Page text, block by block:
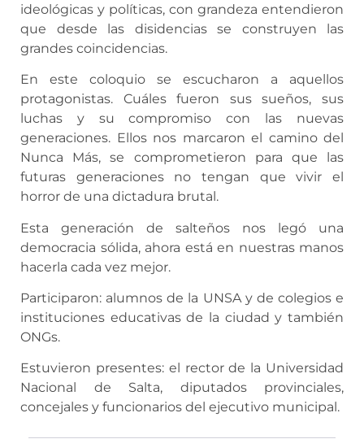
ideológicas y políticas, con grandeza entendieron
que desde las disidencias se construyen las
grandes coincidencias.
En este coloquio se escucharon a aquellos
protagonistas. Cuáles fueron sus sueños, sus
luchas y su compromiso con las nuevas
generaciones. Ellos nos marcaron el camino del
Nunca Más, se comprometieron para que las
futuras generaciones no tengan que vivir el
horror de una dictadura brutal.
Esta generación de salteños nos legó una
democracia sólida, ahora está en nuestras manos
hacerla cada vez mejor.
Participaron: alumnos de la UNSA y de colegios e
instituciones educativas de la ciudad y también
ONGs.
Estuvieron presentes: el rector de la Universidad
Nacional de Salta, diputados provinciales,
concejales y funcionarios del ejecutivo municipal.